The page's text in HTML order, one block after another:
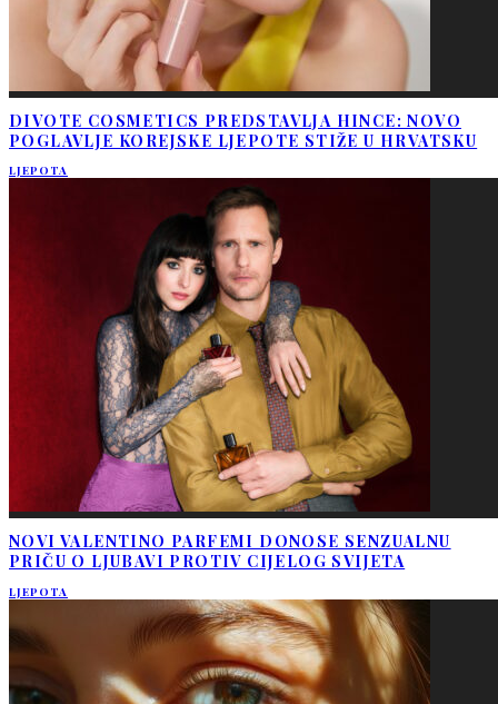
DIVOTE COSMETICS PREDSTAVLJA HINCE: NOVO
POGLAVLJE KOREJSKE LJEPOTE STIŽE U HRVATSKU
LJEPOTA
NOVI VALENTINO PARFEMI DONOSE SENZUALNU
PRIČU O LJUBAVI PROTIV CIJELOG SVIJETA
LJEPOTA